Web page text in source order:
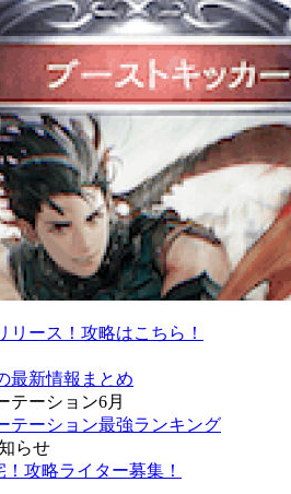
リース！攻略はこちら！
最新情報まとめ
テーション6月
テーション最強ランキング
らせ
攻略ライター募集！